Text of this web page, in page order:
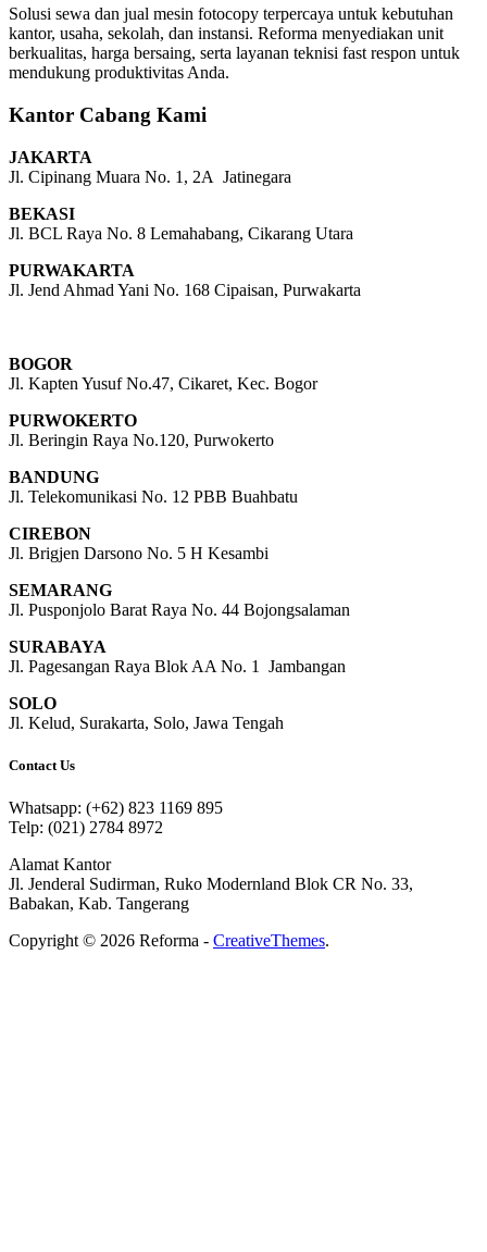
Solusi sewa dan jual mesin fotocopy terpercaya untuk kebutuhan
kantor, usaha, sekolah, dan instansi. Reforma menyediakan unit
berkualitas, harga bersaing, serta layanan teknisi fast respon untuk
mendukung produktivitas Anda.
Kantor Cabang Kami
JAKARTA
Jl. Cipinang Muara No. 1, 2A Jatinegara
BEKASI
Jl. BCL Raya No. 8 Lemahabang, Cikarang Utara
PURWAKARTA
Jl. Jend Ahmad Yani No. 168 Cipaisan, Purwakarta
BOGOR
Jl. Kapten Yusuf No.47, Cikaret, Kec. Bogor
PURWOKERTO
Jl. Beringin Raya No.120, Purwokerto
BANDUNG
Jl. Telekomunikasi No. 12 PBB Buahbatu
CIREBON
Jl. Brigjen Darsono No. 5 H Kesambi
SEMARANG
Jl. Pusponjolo Barat Raya No. 44 Bojongsalaman
SURABAYA
Jl. Pagesangan Raya Blok AA No. 1 Jambangan
SOLO
Jl. Kelud, Surakarta, Solo, Jawa Tengah
Contact Us
Whatsapp: (+62) 823 1169 895
Telp: (021) 2784 8972
Alamat Kantor
Jl. Jenderal Sudirman, Ruko Modernland Blok CR No. 33,
Babakan, Kab. Tangerang
Copyright © 2026 Reforma - CreativeThemes.